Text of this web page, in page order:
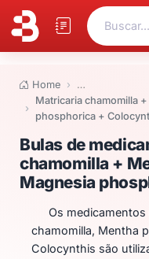
Buscar...
Home
…
Matricaria chamomilla
phosphorica +
Bulas de
Bulas de
chamomilla +
Magnesia
Os
chamomilla, Mentha
Colocynthis são